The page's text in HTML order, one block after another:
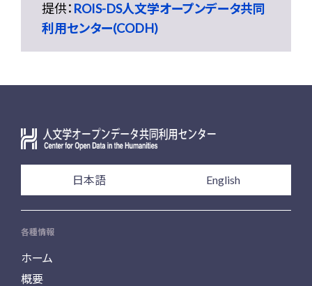
提供： ROIS-DS人文学オープンデータ共同
利用センター(CODH)
日本語 English
各種情報
ホーム
概要